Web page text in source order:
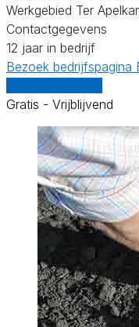
Werkgebied Ter
Contactgegevens
12 jaar in bedrijf
Bezoek bedrijfspagina
Gratis - Vrijblijvend